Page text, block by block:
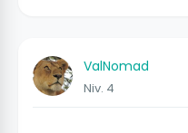
ValNomad
Niv. 4